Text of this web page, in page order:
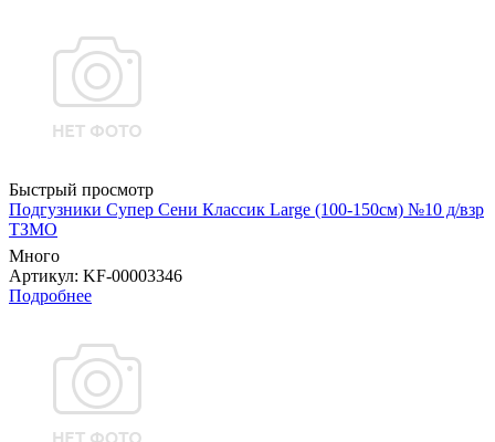
Быстрый просмотр
Подгузники Супер Сени Классик Large (100-150см) №10 д/взр
ТЗМО
Много
Артикул: KF-00003346
Подробнее